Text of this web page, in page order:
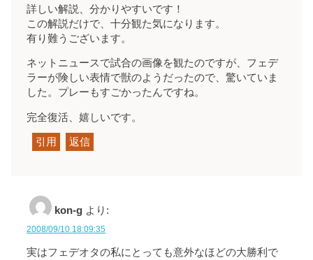
詳しい解説、分かりやすいです！
この解説だけで、十分観た気になります。
有り難うございます。
ネットニュースで試合の画像を観たのですが、フェデ
ラーが険しい表情で獣のようだったので、驚いていま
した。プレーもすごかったんですね。
完全復活、嬉しいです。
引用 返信
kon-g より:
2008/09/10 18:09:35
実はフェデオタの私にとっても意外なほどの大勝利で